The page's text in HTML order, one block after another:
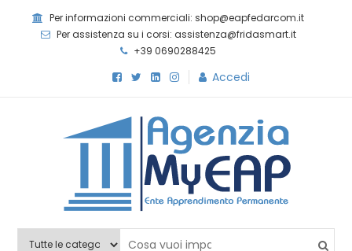
Per informazioni commerciali: shop@eapfedarcom.it
Per assistenza su i corsi: assistenza@fridasmart.it
+39 0690288425
Accedi
Agenzia MyEAP